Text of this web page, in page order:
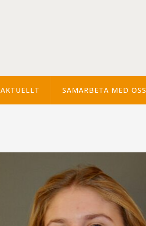
AKTUELLT SAMARBETA MED OSS